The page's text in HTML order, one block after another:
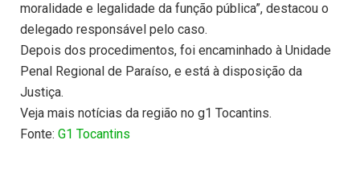
moralidade e legalidade da função pública”, destacou o
delegado responsável pelo caso.
Depois dos procedimentos, foi encaminhado à Unidade
Penal Regional de Paraíso, e está à disposição da
Justiça.
Veja mais notícias da região no g1 Tocantins.
Fonte: G1 Tocantins